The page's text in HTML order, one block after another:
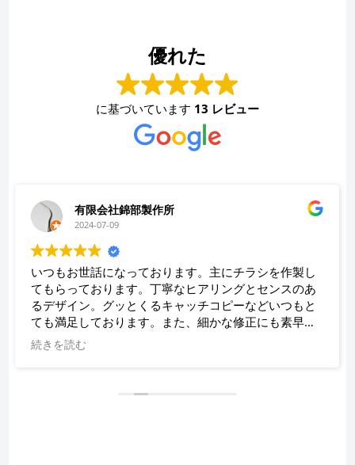
優れた
に基づいています 13 レビュー
有限会社錦部製作所
2024-07-09
いつもお世話になっております。主にチラシを作製し
てもらっております。丁寧なヒアリングとセンスのあ
るデザイン。グッとくるキャッチコピーなどいつもと
ても満足しております。また、細かな修正にも素早く
対応していただき、助かっております。
続きを読む